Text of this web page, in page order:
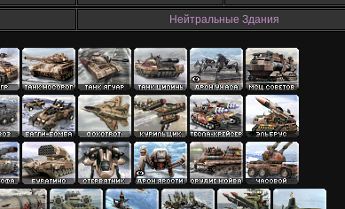
Нейтральные Здания